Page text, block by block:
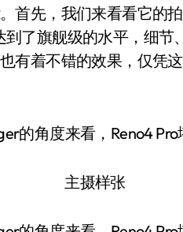
首先，我们来看看它的
到了旗舰级的水平，细
有着不错的效果，仅凭
主摄样张